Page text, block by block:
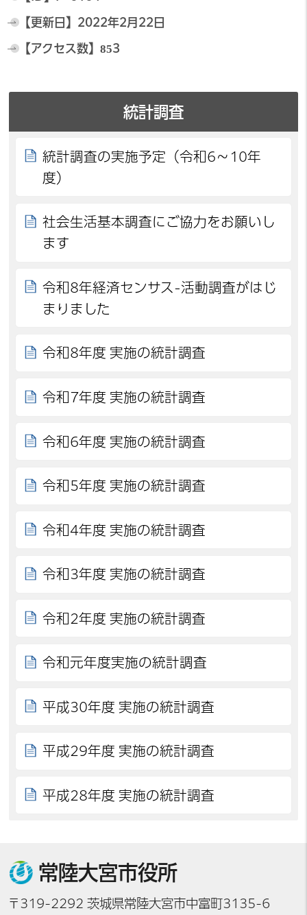
【更新日】 2022年2月22日
【アクセス数】 853
統計調査
統計調査の実施予定（令和6～10年
度）
社会生活基本調査にご協力をお願いし
ます
令和8年経済センサス-活動調査がはじ
まりました
令和8年度 実施の統計調査
令和7年度 実施の統計調査
令和6年度 実施の統計調査
令和5年度 実施の統計調査
令和4年度 実施の統計調査
令和3年度 実施の統計調査
令和2年度 実施の統計調査
令和元年度実施の統計調査
平成30年度 実施の統計調査
平成29年度 実施の統計調査
平成28年度 実施の統計調査
常陸大宮市役所
〒319-2292 茨城県常陸大宮市中富町3135-6